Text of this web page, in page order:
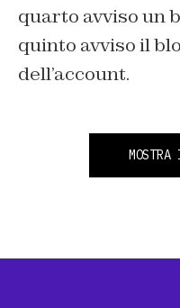
quarto avviso un
quinto avviso il
dell’account.
MOSTRA